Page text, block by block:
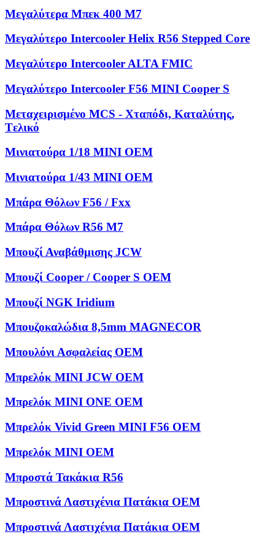
Μεγαλύτερα Μπεκ 400 M7
Μεγαλύτερο Intercooler Helix R56 Stepped Core
Μεγαλύτερο Intercooler ALTA FMIC
Μεγαλύτερο Intercooler F56 MINI Cooper S
Μεταχειρισμένο MCS - Χταπόδι, Kαταλύτης,
Tελικό
Μινιατούρα 1/18 MINI OEM
Μινιατούρα 1/43 MINI OEM
Μπάρα Θόλων F56 / Fxx
Μπάρα Θόλων R56 M7
Μπουζί Αναβάθμισης JCW
Μπουζί Cooper / Cooper S OEM
Μπουζί NGK Iridium
Μπουζοκαλώδια 8,5mm MAGNECOR
Μπουλόνι Ασφαλείας OEM
Μπρελόκ MINI JCW OEM
Μπρελόκ MINI ONE OEM
Μπρελόκ Vivid Green MINI F56 OEM
Μπρελόκ ΜΙΝΙ OEM
Μπροστά Τακάκια R56
Μπροστινά Λαστιχένια Πατάκια OEM
Μπροστινά Λαστιχένια Πατάκια OEM